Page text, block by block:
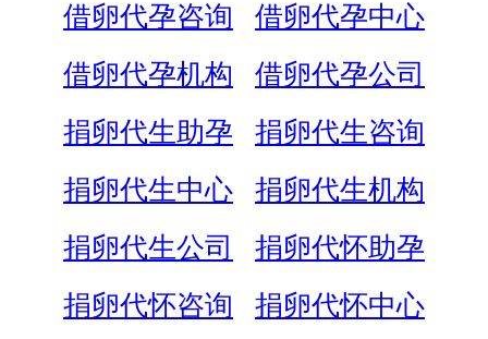
借卵代孕咨询
借卵代孕中心
借卵代孕机构
借卵代孕公司
捐卵代生助孕
捐卵代生咨询
捐卵代生中心
捐卵代生机构
捐卵代生公司
捐卵代怀助孕
捐卵代怀咨询
捐卵代怀中心